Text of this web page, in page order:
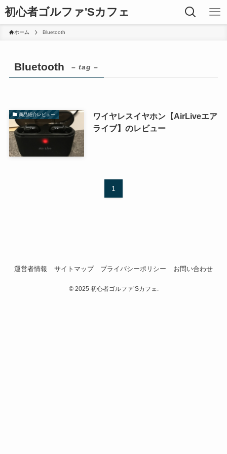
初心者ゴルファ'Sカフェ
ホーム Bluetooth
Bluetooth – tag –
商品紹介レビュー
ワイヤレスイヤホン【AirLiveエア
ライブ】のレビュー
1
運営者情報 サイトマップ プライバシーポリシー お問い合わせ
©2025 初心者ゴルファ’Sカフェ.